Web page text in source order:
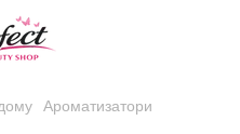
Ароматизатори